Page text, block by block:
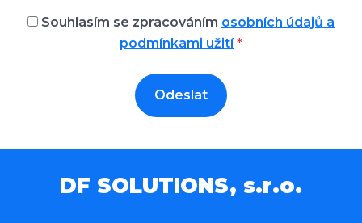
Souhlasím se zpracováním osobních údajů a
podmínkami užití *
Odeslat
DF SOLUTIONS, s.r.o.